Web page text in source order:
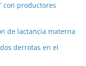
con productores
de lactancia materna
derrotas en el